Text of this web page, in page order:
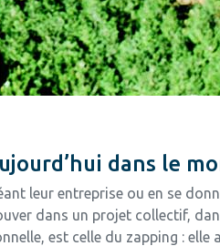
dans le
leur entreprise ou en se
dans un projet collectif,
est celle du zapping : elle